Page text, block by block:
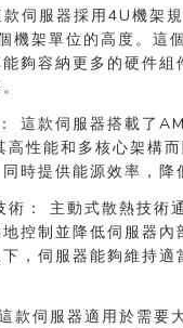
伺服器採用4U機架
機架單位的高度。這
夠容納更多的硬件組
這款伺服器搭載了
高性能和多核心架構
時提供能源效率，降
： 主動式散熱技術
控制並降低伺服器內
，伺服器能夠維持適
款伺服器適用於需要